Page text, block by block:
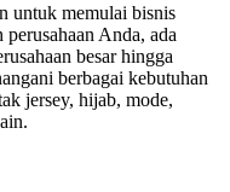
untuk memulai bisnis
Anda, ada
besar hingga
berbagai kebutuhan
jersey, hijab, mode,